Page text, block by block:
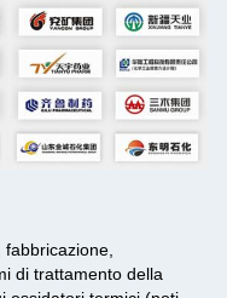
fabbricazione,
di trattamento della